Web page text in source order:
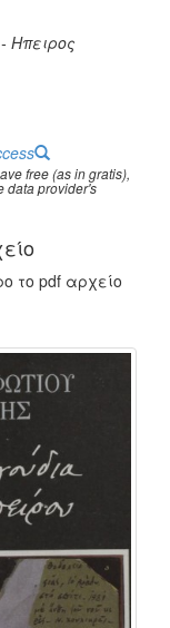
Ηπειρος
free (as in gratis),
data provider's
το pdf αρχείο